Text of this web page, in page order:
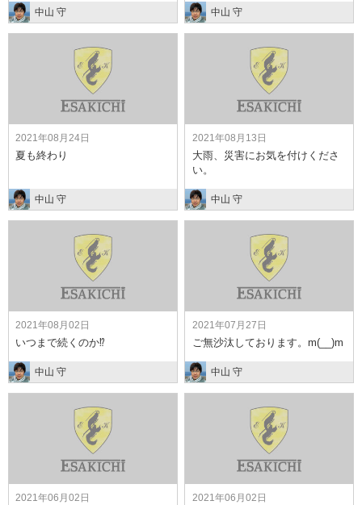
中山 守 中山 守
2021年08月24日
夏も終わり
中山 守
2021年08月13日
大雨、災害にお気を付けくださ
い。
中山 守
2021年08月02日
いつまで続くのか⁉
中山 守
2021年07月27日
ご無沙汰しております。m(__)m
中山 守
2021年06月02日 2021年06月02日